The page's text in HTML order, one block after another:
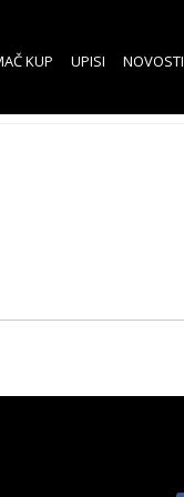
KUP UPISI NOVOSTI